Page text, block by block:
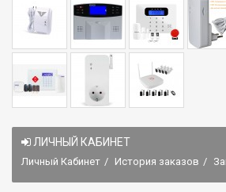
ЛИЧНЫЙ КАБИНЕТ
Личный Кабинет История заказов